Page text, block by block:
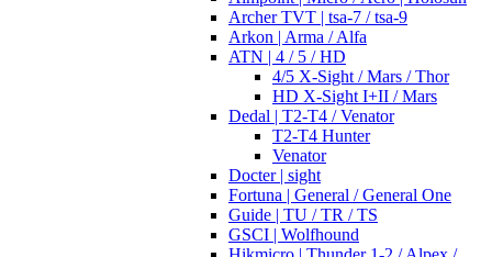
Archer TVT | tsa-7 / tsa-9
Arkon | Arma / Alfa
ATN | 4 / 5 / HD
4/5 X-Sight / Mars / Thor
HD X-Sight I+II / Mars
Dedal | T2-T4 / Venator
T2-T4 Hunter
Venator
Docter | sight
Fortuna | General / General One
Guide | TU / TR / TS
GSCI | Wolfhound